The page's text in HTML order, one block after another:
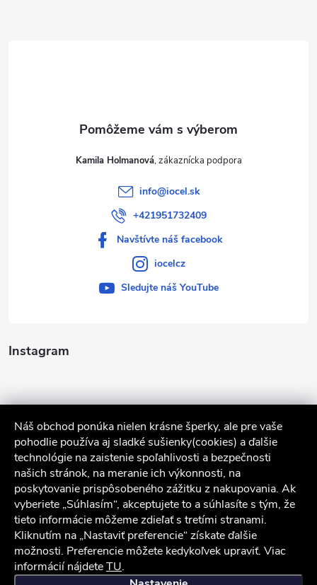
Náš obchod ponúka nielen krásne šperky, ale pre vaše
pohodlie používa aj sladké sušienky(cookies) a ďalšie
technológie na zaistenie spoľahlivosti a bezpečnosti
našich stránok, na meranie ich výkonnosti, na
poskytovanie prispôsobeného zážitku z nakupovania. Ak
vyberiete „Súhlasím“, akceptujete to a súhlasíte s tým, že
tieto informácie môžeme zdieľať s tretími stranami.
Kliknutím na „Nastaviť preferencie“ získate ďalšie
možnosti. Preferencie môžete kedykoľvek upraviť. Viac
informácií nájdeteTU.
Instagram
Sledovať na Instagrame
Služby zákazníkom
Kamila Holmanová
info@iocel.sk
+421951732409
Navštívte náš facebook
iocelcz
Sledujte náš YouTube
iocel.sk Obchodné podmienky Ochrana osobných údajov